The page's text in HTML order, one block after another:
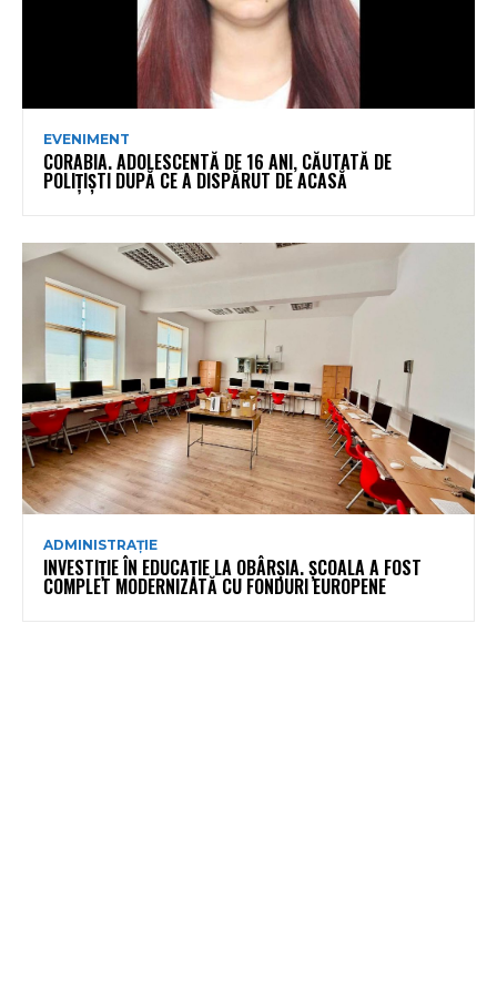
EVENIMENT
CORABIA. ADOLESCENTĂ DE 16 ANI, CĂUTATĂ DE
POLIȚIȘTI DUPĂ CE A DISPĂRUT DE ACASĂ
ADMINISTRAȚIE
INVESTIȚIE ÎN EDUCAȚIE LA OBÂRȘIA. ȘCOALA A FOST
COMPLET MODERNIZATĂ CU FONDURI EUROPENE